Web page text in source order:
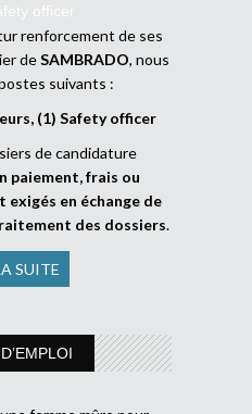
officer
renforcement de ses
deSAMBRADO, nous
suivants :
(1) Safety officer
de candidature
paiement, frais ou
en échange de
des dossiers.
SUITE